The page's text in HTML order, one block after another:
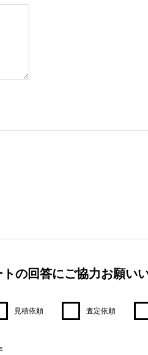
の回答にご協力お願いい
見積依頼 査定依頼